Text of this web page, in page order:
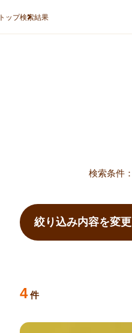
トップ検索結果
検索条件
絞り込み内容を変更
4 件